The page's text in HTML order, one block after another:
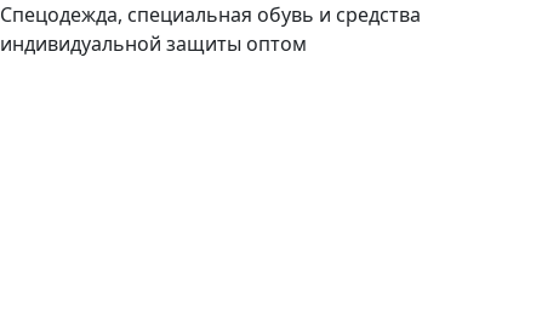
Спецодежда, специальная обувь и средства
индивидуальной защиты оптом